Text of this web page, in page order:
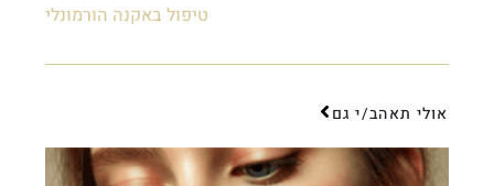
טיפול באקנה הורמונלי
אולי תאהב/י גם